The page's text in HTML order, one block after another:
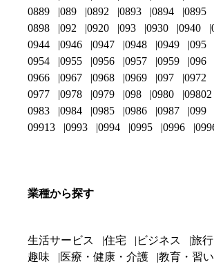
0889
089 0892 0893 0894 0895
0898
092 0920 093 0930 0940
0944
0946 0947 0948 0949 095
0954
0955 0956 0957 0959 096
0966
0967 0968 0969 097 0972
0977
0978 0979 098 0980 09802
0983
0984 0985 0986 0987 099
09913
0993 0994 0995 0996
業種から探す
生活サービス 住宅 ビジネス
旅
趣味
医療・健康・介護
教育・習